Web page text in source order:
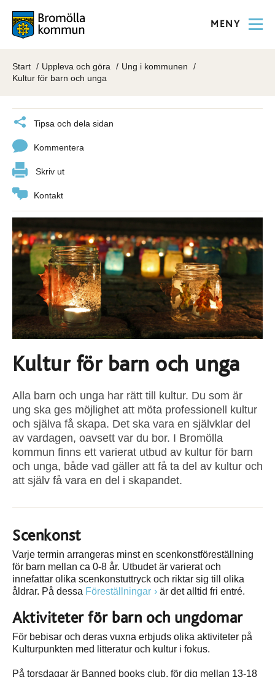
MENY
Start Uppleva och göra
Ung i kommunen
Kultur för barn och unga
Tipsa och dela sidan
Kommentera
Skriv ut
Kontakt
Kultur för barn och unga
Alla barn och unga har rätt till kultur. Du som är
ung ska ges möjlighet att möta professionell kultur
och själva få skapa. Det ska vara en självklar del
av vardagen, oavsett var du bor. I Bromölla
kommun finns ett varierat utbud av kultur för barn
och unga, både vad gäller att få ta del av kultur och
att själv få vara en del i skapandet.
Scenkonst
Varje termin arrangeras minst en scenkonstföreställning
för barn mellan ca 0-8 år. Utbudet är varierat och
innefattar olika scenkonstuttryck och riktar sig till olika
åldrar. På dessa Föreställningar är det alltid fri entré.
Aktiviteter för barn och ungdomar
För bebisar och deras vuxna erbjuds olika aktiviteter på
Kulturpunkten med litteratur och kultur i fokus.
På torsdagar är Banned books club, för dig mellan 13-18